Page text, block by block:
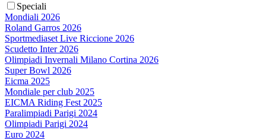
Speciali
Mondiali 2026
Roland Garros 2026
Sportmediaset Live Riccione 2026
Scudetto Inter 2026
Olimpiadi Invernali Milano Cortina 2026
Super Bowl 2026
Eicma 2025
Mondiale per club 2025
EICMA Riding Fest 2025
Paralimpiadi Parigi 2024
Olimpiadi Parigi 2024
Euro 2024